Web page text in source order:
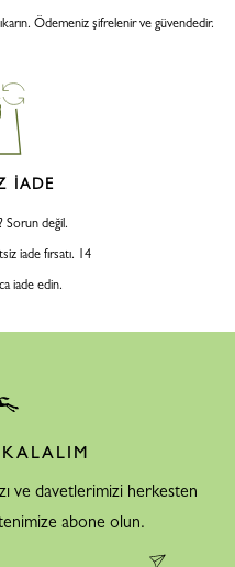
Ödemeniz şifrelenir ve güvendedir.
İADE
Sorun değil.
iade fırsatı. 14
iade edin.
ve davetlerimizi herkesten
abone olun.